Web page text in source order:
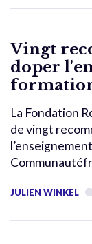
Vingt
doper
La Fondation
de vingt
JULIEN WINKEL